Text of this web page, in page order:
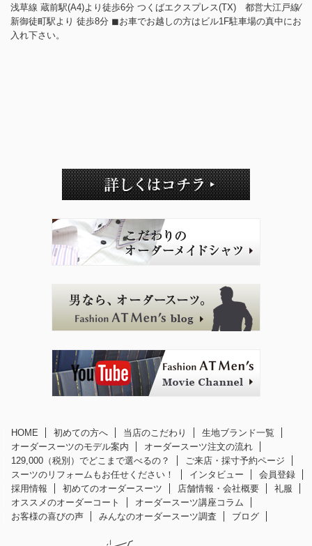
浅草線 蔵前駅(A4)より徒歩6分 つくばエクスプレス(TX) 都営大江戸線⁄
新御徒町駅より 徒歩8分 ◼︎お車でお越しの方はビル1F駐車場の真中にお
入れ下さい。
HOME 初めての方へ 当店のこだわり
生地ブランド一覧
オーダースーツのモデル案内
オーダースーツ注文の流れ
129,000（税別）でどこまで選べるの？
ご来店・採寸予約ページ
スーツのリフォームもお任せください！
インタビュー
会員登録
採用情報
初めてのオーダースーツ 店舗情報・会社概要
礼服
オススメのオーダーコート
オーダースーツ講座コラム
お客様の喜びの声
みんなのオーダースーツ調査 ブログ